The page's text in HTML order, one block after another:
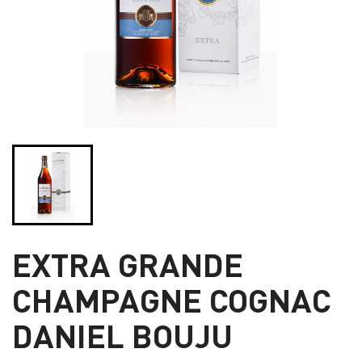
EXTRA GRANDE
CHAMPAGNE COGNAC
DANIEL BOUJU